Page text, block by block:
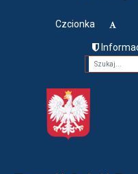
Czcionka
Fraza